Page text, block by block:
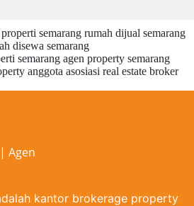
kantor brokerage property